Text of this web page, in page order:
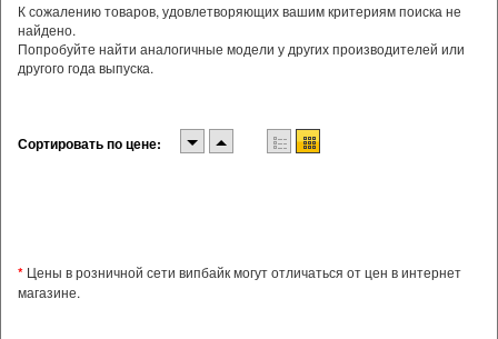
К сожалению товаров, удовлетворяющих вашим критериям поиска не
найдено.
Попробуйте найти аналогичные модели у других производителей или
другого года выпуска.
Сортировать по цене:
* Цены в розничной сети випбайк могут отличаться от цен в интернет
магазине.